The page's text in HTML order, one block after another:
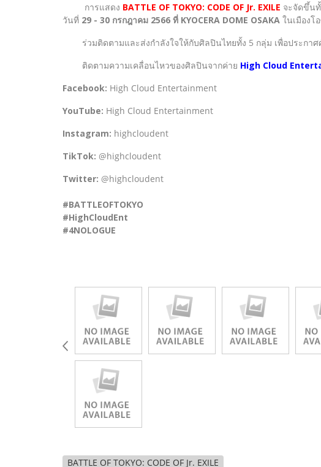
การแสดง BATTLE OF TOKYO: CODE OF Jr. EXILE จะจัดขึ้น
วันที่ 29 - 30 กรกฎาคม 2566 ที่ KYOCERA DOME OSAKA ในเมืองโ
ร่วมติดตามและส่งกำลังใจให้กับศิลปินไทยทั้ง 5 กลุ่ม เพื่อประกาศ
ติดตามความเคลื่อนไหวของศิลปินจากค่าย High Cloud
Facebook: High Cloud Entertainment
YouTube: High Cloud Entertainment
Instagram: highcloudent
TikTok: @highcloudent
Twitter: @highcloudent
#BATTLEOFTOKYO
#HighCloudEnt
#4NOLOGUE
BATTLE OF TOKYO: CODE OF Jr. EXILE